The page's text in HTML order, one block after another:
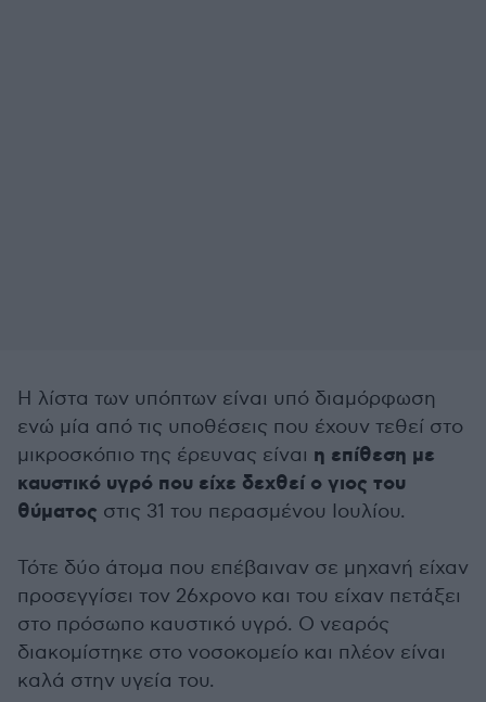
Η λίστα των υπόπτων είναι υπό διαμόρφωση
ενώ μία από τις υποθέσεις που έχουν τεθεί στο
μικροσκόπιο της έρευνας είναι η επίθεση με
καυστικό υγρό που είχε δεχθεί ο γιος του
θύματος στις 31 του περασμένου Ιουλίου.
Τότε δύο άτομα που επέβαιναν σε μηχανή είχαν
προσεγγίσει τον 26χρονο και του είχαν πετάξει
στο πρόσωπο καυστικό υγρό. Ο νεαρός
διακομίστηκε στο νοσοκομείο και πλέον είναι
καλά στην υγεία του.